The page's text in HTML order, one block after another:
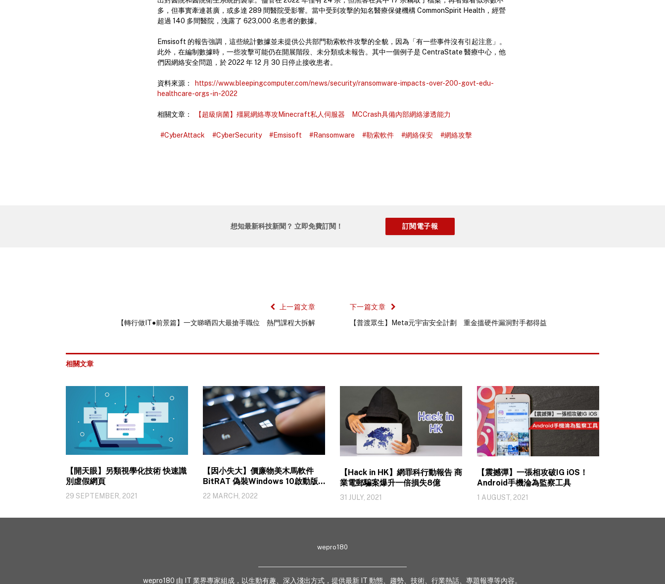
多，但事實牽連甚廣，或多達 289 間醫院受影響。當中受到攻擊的知名醫療保健機構 CommonSpirit Health，經營
超過 140 多間醫院，洩露了 623,000 名患者的數據。
Emsisoft 的報告強調，這些統計數據並未提供公共部門勒索軟件攻擊的全貌，因為「有一些事件沒有引起注意」。
此外，在編制數據時，一些攻擊可能仍在開展階段、未分類或未報告。其中一個例子是 CentraState 醫療中心，他
們因網絡安全問題，於 2022 年 12 月 30 日停止接收患者。
資料來源：
https://www.bleepingcomputer.com/news/security/ransomware-impacts-over-200-govt-edu-
healthcare-orgs-in-2022
相關文章： 【超級病菌】殭屍網絡專攻Minecraft私人伺服器 MCCrash具備內部網絡滲透能力
#CyberAttack #CyberSecurity #Emsisoft #Ransomware #勒索軟件 #網絡保安 #網絡攻擊
想知最新科技新聞？ 立即免費訂閱！
上一篇文章
【轉行做IT●前景篇】一文睇晒四大最搶手職位 熱門課程大拆解
下一篇文章
【普渡眾生】Meta元宇宙安全計劃 重金搵硬件漏洞對手都得益
相關文章
【開天眼】另類視學化技術 快速識
別虛假網頁
29 SEPTEMBER, 2021
【因小失大】價廉物美木馬軟件
BitRAT 偽裝Windows 10啟動版
權器誘下載
22 MARCH, 2022
【Hack in HK】網罪科行動報告 商
業電郵騙案爆升一倍損失8億
31 JULY, 2021
【震撼彈】一張相攻破IG iOS！
Android手機淪為監察工具
1 AUGUST, 2021
wepro180
wepro180 由 IT 業界專家組成，以生動有趣、深入淺出方式，提供最新 IT 動態、趨勢、技術、行業熱話、專題報導等內容。